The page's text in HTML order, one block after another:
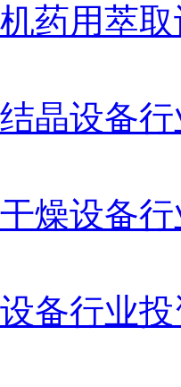
药用萃
晶设备
燥设备
备行业